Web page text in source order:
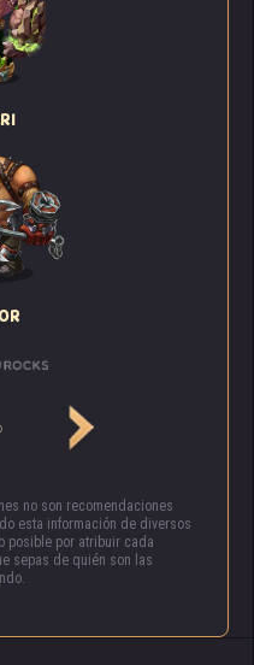
no son recomendaciones
esta información de diversos
posible por atribuir cada
sepas de quién son las